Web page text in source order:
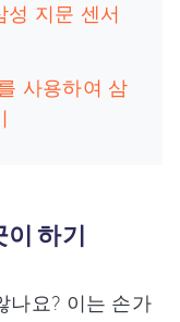
성 지문 센서
사용하여 삼
이 하기
나요? 이는 손가